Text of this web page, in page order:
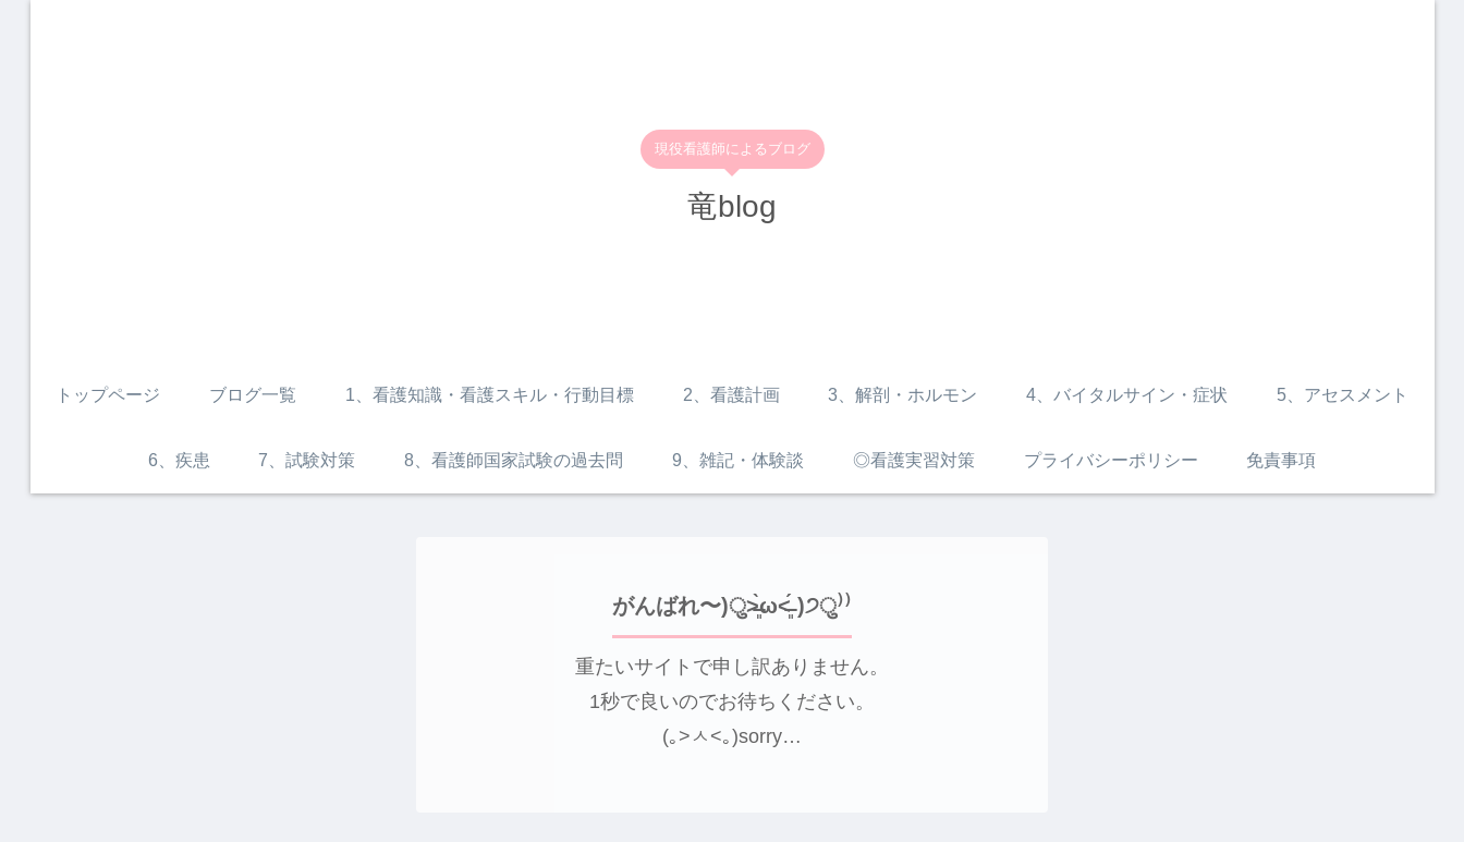
現役看護師によるブログ
竜blog
トップページ ブログ一覧 1、看護知識・看護スキル・行動目標 2、看護計画 3、解剖・ホルモン 4、バイタルサイン・症状 5、アセスメント
6、疾患 7、試験対策 8、看護師国家試験の過去問 9、雑記・体験談 ◎看護実習対策 プライバシーポリシー 免責事項
がんばれ〜)ु˃̶͈̀ω˂̶͈́ )੭ु⁾⁾
重たいサイトで申し訳ありません。
1秒で良いのでお待ちください。
(｡>ㅅ<｡)sorry…